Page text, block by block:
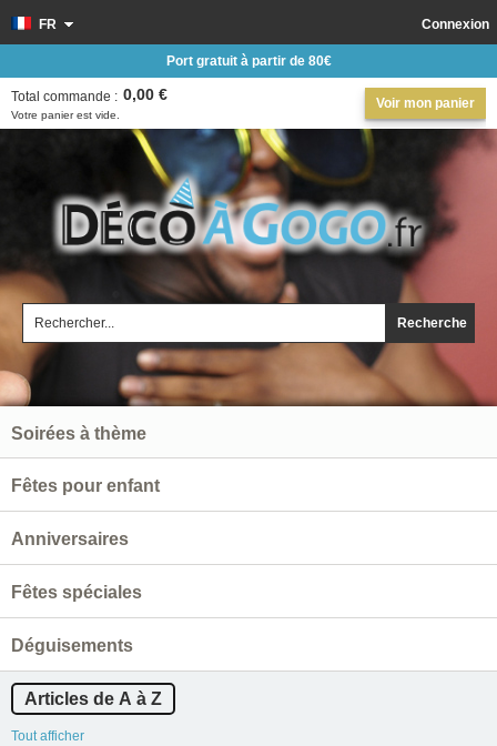
Recherche
Connexion
FR
Voir mon panier
Votre panier est vide.
Total commande : 0,00 €
Port gratuit à partir de 80€
Soirées à thème
Fêtes pour enfant
Anniversaires
Fêtes spéciales
Déguisements
Articles de A à Z
Tout afficher